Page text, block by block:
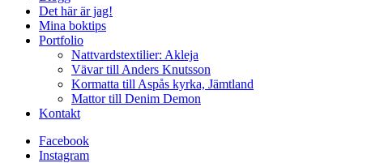
Det här är jag!
Mina boktips
Portfolio
Nattvardstextilier: Akleja
Vävar till Anders Knutsson
Kormatta till Aspås kyrka, Jämtland
Mattor till Denim Demon
Kontakt
Facebook
Instagram